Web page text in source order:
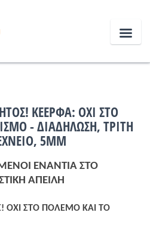
ΚΕΕΡΦΑ: ΟΧΙ ΣΤΟ
- ΔΙΑΔΗΛΩΣΗ, ΤΡΙΤΗ
5ΜΜ
ΕΝΑΝΤΙΑ ΣΤΟ
ΑΠΕΙΛΗ
ΣΤΟ ΠΟΛΕΜΟ ΚΑΙ ΤΟ